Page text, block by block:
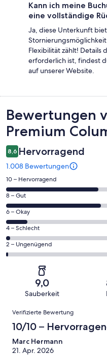
Kann ich meine
eine vollständige
Ja, diese Unterkunft
Flexibilität zählt! Details
erforderlich ist, findest
auf unserer Website.
Bewertungen
Bewertungen
Premium
8,6 Hervorragend
1.008 Bewertungen
433
von
insgesamt
1008
Gästebewertungen
haben
eine
Bewertung
Hervorragend
10 – Hervorragend
446
von
insgesamt
1008
Gästebewertungen
haben
Bewertung
Gut
8 – Gut
102
von
insgesamt
1008
Gästebewertungen
Bewertung
Okay
6 – Okay
16
von
insgesamt
Gästebewertungen
von
Schlecht
4 – Schlecht
11
von
insgesamt
Gästebewertungen
haben
eine
Bewertung
von
2 – Ungenügend
9,0
Sauberkeit
Bewertungen
Verifizierte Bewertung
10/10 –
Marc Hermann
21. Apr. 2026